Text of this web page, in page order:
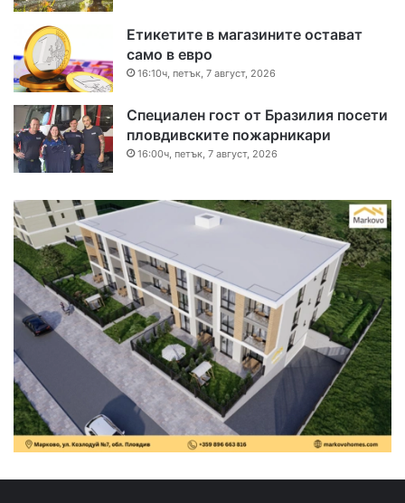
Етикетите в магазините остават
само в евро
16:10ч, петък, 7 август, 2026
Специален гост от Бразилия посети
пловдивските пожарникари
16:00ч, петък, 7 август, 2026